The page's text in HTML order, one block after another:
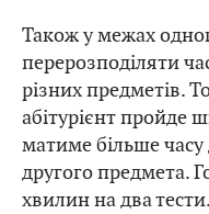
Також у межах
перерозподіляти
різних предметів.
абітурієнт пройде
матиме більше
другого предмета.
хвилин на два тести.